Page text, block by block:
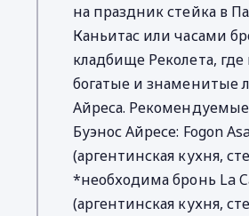
на праздник стейка в
Каньитас или часами
кладбище Реколета,
богатые и знаменитые
Айреса.
Буэнос Айресе: Fogon
(аргентинская кухня,
*необходима бронь La
(аргентинская кухня,